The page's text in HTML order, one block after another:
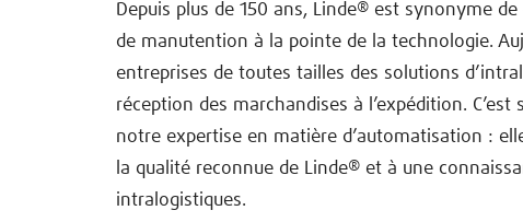
Depuis plus de 150 ans, Linde® est synonyme
de manutention à la pointe de la technologie.
entreprises de toutes tailles des solutions
réception des marchandises à l’expédition.
notre expertise en matière d’automatisation :
la qualité reconnue de Linde® et à une
intralogistiques.